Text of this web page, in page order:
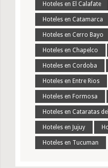
Hoteles en El Calafate
Hoteles en Catamarca
Hoteles en Cerro Bayo
Hoteles en Chapelco
Hoteles en Cordoba
Hoteles en Entre Rios
Hoteles en Formosa
Hoteles en Cataratas
Hoteles en Jujuy
Hoteles en Tucuman